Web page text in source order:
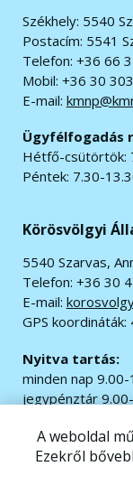
A weboldal
Ezekről
Székhely: 5540
Postacím: 5541
Telefon: +36 66
Mobil: +36 30
E-mail:
Ügyfélfogadás
Hétfő-csütörtök:
Péntek: 7.30-
Körösvölgyi
5540 Szarvas,
Telefon: +36 30
E-mail:
GPS koordináták:
Nyitva tartás:
minden nap 9.00-
jegypénztár
© 2020 Minden